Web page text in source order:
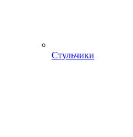
Стульчики